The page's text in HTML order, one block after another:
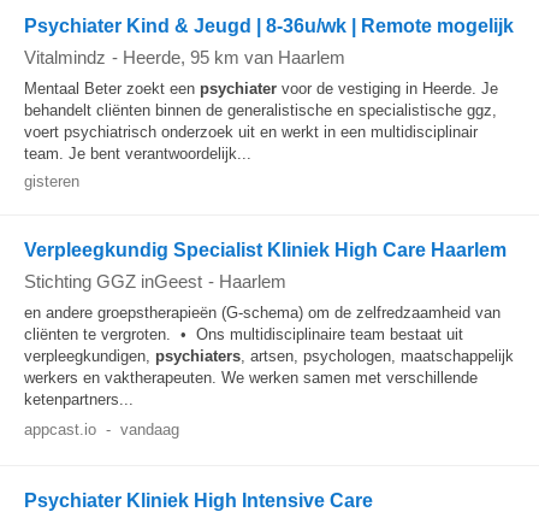
Psychiater Kind & Jeugd | 8-36u/wk | Remote mogelijk
Vitalmindz - Heerde, 95 km van Haarlem
Mentaal Beter zoekt een psychiater voor de vestiging in Heerde. Je
behandelt cliënten binnen de generalistische en specialistische ggz,
voert psychiatrisch onderzoek uit en werkt in een multidisciplinair
team. Je bent verantwoordelijk...
gisteren
Verpleegkundig Specialist Kliniek High Care Haarlem
Stichting GGZ inGeest - Haarlem
en andere groepstherapieën (G-schema) om de zelfredzaamheid van
cliënten te vergroten. • Ons multidisciplinaire team bestaat uit
verpleegkundigen, psychiaters, artsen, psychologen, maatschappelijk
werkers en vaktherapeuten. We werken samen met verschillende
ketenpartners...
appcast.io - vandaag
Psychiater Kliniek High Intensive Care